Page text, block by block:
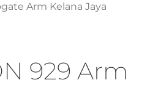
Arm Kelana Jaya
929 Arm